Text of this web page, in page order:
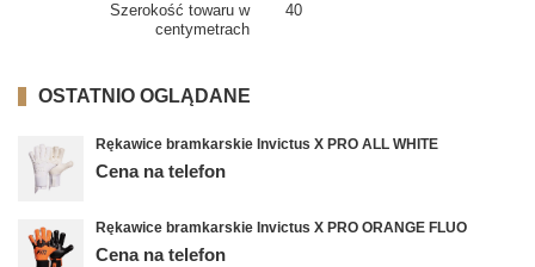
Szerokość towaru w
centymetrach
40
OSTATNIO OGLĄDANE
Rękawice bramkarskie Invictus X PRO ALL WHITE
Cena na telefon
Rękawice bramkarskie Invictus X PRO ORANGE FLUO
Cena na telefon